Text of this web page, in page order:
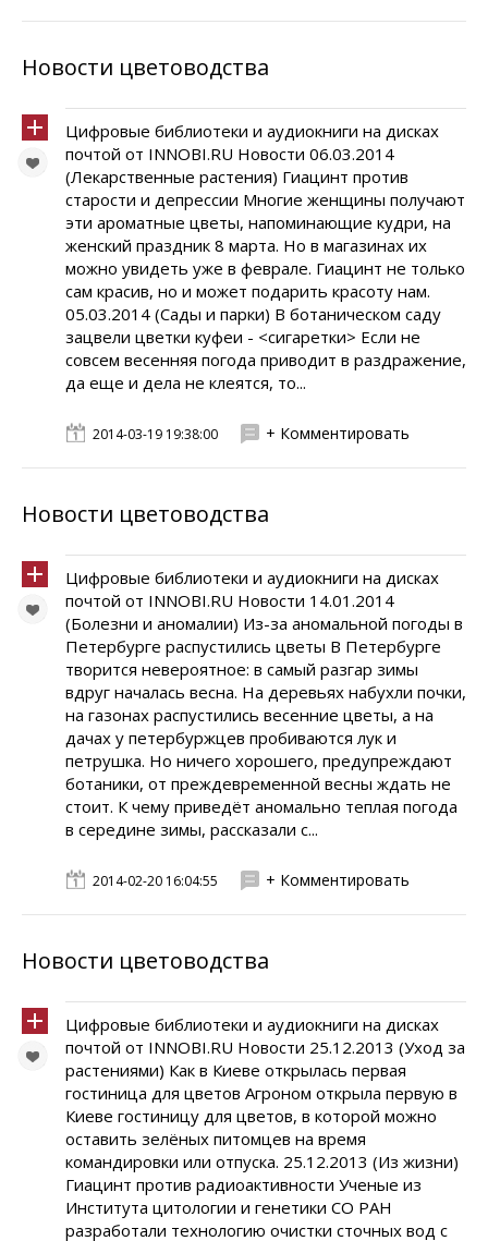
Новости цветоводства
Цифровые библиотеки и аудиокниги на дисках
почтой от INNOBI.RU Новости 06.03.2014
(Лекарственные растения) Гиацинт против
старости и депрессии Многие женщины получают
эти ароматные цветы, напоминающие кудри, на
женский праздник 8 марта. Но в магазинах их
можно увидеть уже в феврале. Гиацинт не только
сам красив, но и может подарить красоту нам.
05.03.2014 (Сады и парки) В ботаническом саду
зацвели цветки куфеи - <сигаретки> Если не
совсем весенняя погода приводит в раздражение,
да еще и дела не клеятся, то...
2014-03-19 19:38:00 + Комментировать
Новости цветоводства
Цифровые библиотеки и аудиокниги на дисках
почтой от INNOBI.RU Новости 14.01.2014
(Болезни и аномалии) Из-за аномальной погоды в
Петербурге распустились цветы В Петербурге
творится невероятное: в самый разгар зимы
вдруг началась весна. На деревьях набухли почки,
на газонах распустились весенние цветы, а на
дачах у петербуржцев пробиваются лук и
петрушка. Но ничего хорошего, предупреждают
ботаники, от преждевременной весны ждать не
стоит. К чему приведёт аномально теплая погода
в середине зимы, рассказали с...
2014-02-20 16:04:55 + Комментировать
Новости цветоводства
Цифровые библиотеки и аудиокниги на дисках
почтой от INNOBI.RU Новости 25.12.2013 (Уход за
растениями) Как в Киеве открылась первая
гостиница для цветов Агроном открыла первую в
Киеве гостиницу для цветов, в которой можно
оставить зелёных питомцев на время
командировки или отпуска. 25.12.2013 (Из жизни)
Гиацинт против радиоактивности Ученые из
Института цитологии и генетики СО РАН
разработали технологию очистки сточных вод с